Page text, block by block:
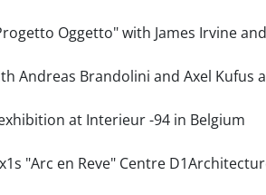
Oggetto" with James Irvine
Andreas Brandolini and Axel Kufus
at Interieur -94 in Belgium
"Arc en Reve" Centre